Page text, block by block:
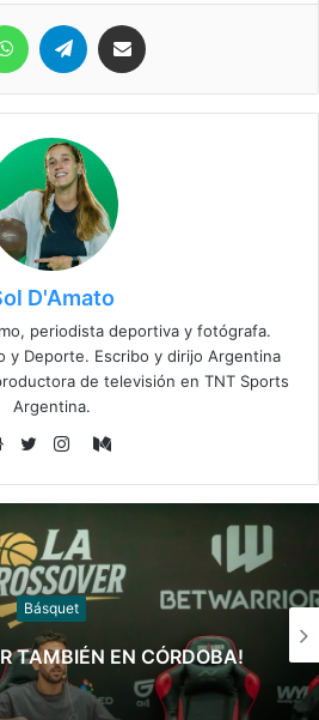
WhatsAppTelegram
D'Amato
periodista deportiva y fotógrafa.
y Deporte. Escribo y dirijo Argentina
de televisión en TNT Sports
Argentina.
web
Medium
Básquet
a Paraguay y clasificó a la
Americup